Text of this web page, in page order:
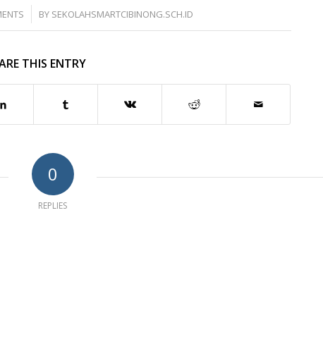
BY SEKOLAHSMARTCIBINONG.SCH.ID
THIS ENTRY
0
REPLIES